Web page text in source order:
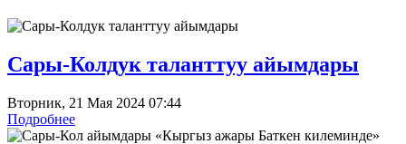
Сары-Колдук таланттуу айымдары
Вторник, 21 Мая 2024 07:44
Подробнее